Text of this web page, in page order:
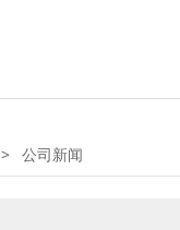
> 公司新闻